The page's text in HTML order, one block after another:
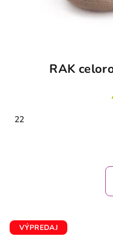
RAK
22
VÝPREDAJ